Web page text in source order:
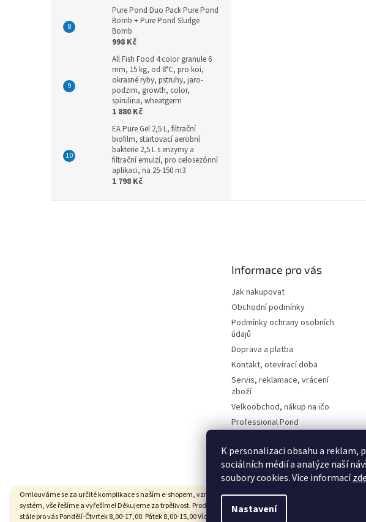
K personalizaci obsahu a reklam,
sociálních médií a analýze naší
soubory cookies. Více informacízde
Nastavení
Omlouváme se za určité komplikace s naším e-shopem, vzniklé převodem na nový
systém, vše řešíme a vyřešíme! Děkujeme za trpělivost. Prodejna-Showroom, jsme tu
stále pro vás Pondělí-Čtvrtek 8,00-17,00. Pátek 8,00-15,00 Více info na 774303606.
Pure Pond Duo Pack Pure Pond
Bomb + Pure Pond Sludge
Bomb
998 Kč
All Fish Food 4 color granule 6
mm, 15 kg, od 8°C, pro koi,
okrasné ryby, pstruhy, jaro-
podzim, growth, color,
spirulina, wheatgerm
1 880 Kč
EA Pure Gel 2,5 L, filtrační
biofilm, startovací aerobní
bakterie 2,5 L s enzymy a
filtrační emulzí, pro celosezónní
aplikaci, na 25-150 m3
1 798 Kč
Informace pro vás
Jak nakupovat
Obchodní podmínky
Podmínky ochrany osobních
údajů
Doprava a platba
Kontakt, otevírací doba
Servis, reklamace, vrácení
zboží
Velkoobchod, nákup na ičo
Professional Pond
Dotazy a odpovědi
Kontaktní formulář
Copyright 2026Vodní Království . Všechna práva vyhrazena.